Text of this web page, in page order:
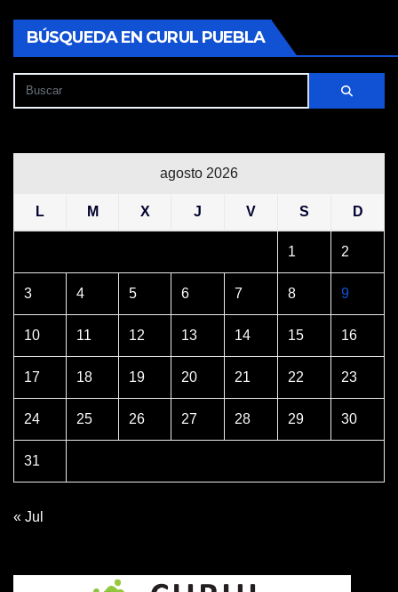
BÚSQUEDA EN CURUL PUEBLA
agosto 2026
L M X J V S D
1 2
3 4 5 6 7 8 9
10 11 12 13 14 15 16
17 18 19 20 21 22 23
24 25 26 27 28 29 30
31
« Jul